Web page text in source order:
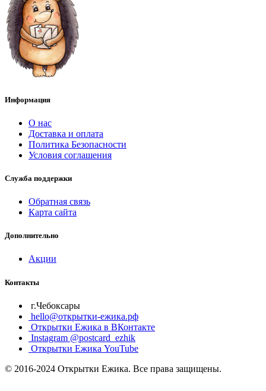
Информация
О нас
Доставка и оплата
Политика Безопасности
Условия соглашения
Служба поддержки
Обратная связь
Карта сайта
Дополнительно
Акции
Контакты
г.Чебоксары
hello@открытки-ежика.рф
Открытки Ежика в ВКонтакте
Instagram @postcard_ezhik
Открытки Ежика YouTube
© 2016-2024 Открытки Ежика. Все права защищены.